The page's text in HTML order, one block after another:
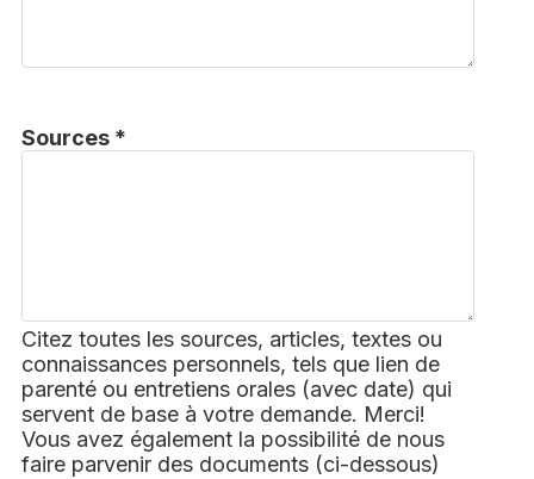
Sources *
Citez toutes les sources, articles, textes ou
connaissances personnels, tels que lien de
parenté ou entretiens orales (avec date) qui
servent de base à votre demande. Merci!
Vous avez également la possibilité de nous
faire parvenir des documents (ci-dessous)